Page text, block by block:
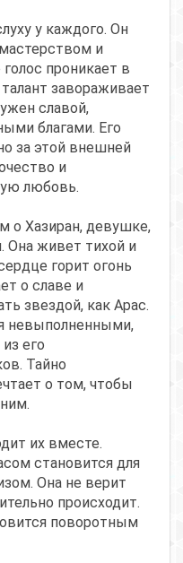
у каждого. Он
и
проникает в
завораживает
славой,
благами. Его
за этой внешней
и
любовь.
о Хазиран, девушке,
Она живет тихой и
горит огонь
о славе и
звездой, как Арас.
невыполненными,
его
Тайно
о том, чтобы
их вместе.
становится для
Она не верит
происходит.
поворотным